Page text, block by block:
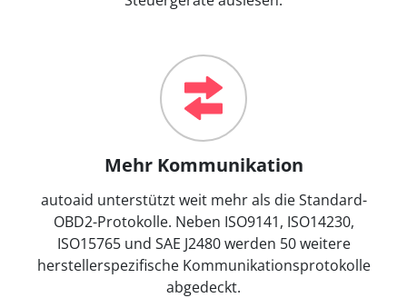
Mehr Kommunikation
autoaid unterstützt weit mehr als die Standard-
OBD2-Protokolle. Neben ISO9141, ISO14230,
ISO15765 und SAE J2480 werden 50 weitere
herstellerspezifische Kommunikationsprotokolle
abgedeckt.